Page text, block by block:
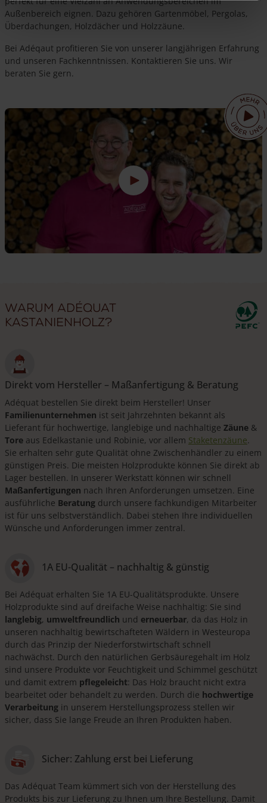
Außenbereich eignen. Dazu gehören Gartenmöbel, Pergolas,
Überdachungen, Holzdächer und Holzzäune.
Bei Adéqaut profitieren Sie von unserer langjährigen Erfahrung
und unseren Fachkenntnissen. Kontaktieren Sie uns. Wir
beraten Sie gern.
Warum Adéquat
Kastanienholz?
Direkt vom Hersteller – Maßanfertigung & Beratung
Adéquat bestellen Sie direkt beim Hersteller! Unser
Familienunternehmen ist seit Jahrzehnten bekannt als
Lieferant für hochwertige, langlebige und nachhaltige Zäune &
Tore aus Edelkastanie und Robinie, vor allem Staketenzäune.
Sie erhalten sehr gute Qualität ohne Zwischenhändler zu einem
günstigen Preis. Die meisten Holzprodukte können Sie direkt ab
Lager bestellen. In unserer Werkstatt können wir schnell
Maßanfertigungen nach Ihren Anforderungen umsetzen. Eine
ausführliche Beratung durch unsere fachkundigen Mitarbeiter
ist für uns selbstverständlich. Dabei stehen Ihre individuellen
Wünsche und Anforderungen immer zentral.
1A EU-Qualität – nachhaltig & günstig
Bei Adéquat erhalten Sie 1A EU-Qualitätsprodukte. Unsere
Holzprodukte sind auf dreifache Weise nachhaltig: Sie sind
langlebig, umweltfreundlich und erneuerbar, da das Holz in
unseren nachhaltig bewirtschafteten Wäldern in Westeuropa
durch das Prinzip der Niederforstwirtschaft schnell
nachwächst. Durch den natürlichen Gerbsäuregehalt im Holz
sind unsere Produkte vor Feuchtigkeit und Schimmel geschützt
und damit extrem pflegeleicht: Das Holz braucht nicht extra
bearbeitet oder behandelt zu werden. Durch die hochwertige
Verarbeitung in unserem Herstellungsprozess stellen wir
sicher, dass Sie lange Freude an Ihren Produkten haben.
Sicher: Zahlung erst bei Lieferung
Das Adéquat Team kümmert sich von der Herstellung des
Produkts bis zur Lieferung zu Ihnen um Ihre Bestellung. Damit